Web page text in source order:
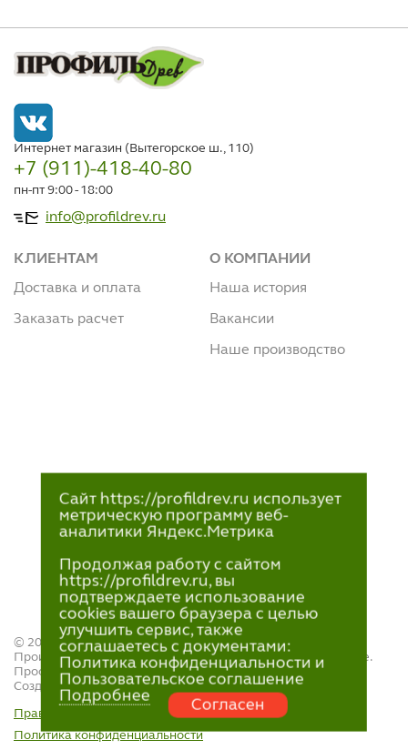
Интернет магазин (Вытегорское ш., 110)
+7 (911)-418-40-80
пн-пт 9:00 - 18:00
info@profildrev.ru
КЛИЕНТАМ
Доставка и оплата
Заказать расчет
О КОМПАНИИ
Наша история
Вакансии
Наше производство
© 2021—2023
Производство и продажа пиломатериалов в Петрозаводске.
ПрофильДрев.
Создание и поддержка сайта — «Артлекс»
Правила обработки персональных данных
Политика конфиденциальности
Сайт https://profildrev.ru использует
метрическую программу веб-
аналитики Яндекс.Метрика
Продолжая работу с сайтом
https://profildrev.ru, вы
подтверждаете использование
cookies вашего браузера с целью
улучшить сервис, также
соглашаетесь с документами:
Политика конфиденциальности и
Пользовательское соглашение
Подробнее
Согласен